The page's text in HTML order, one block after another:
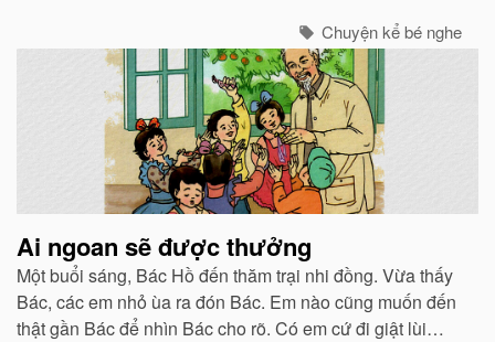
Chuyện kể bé nghe
Ai ngoan sẽ được thưởng
Một buổi sáng, Bác Hồ đến thăm trại nhi đồng. Vừa thấy
Bác, các em nhỏ ùa ra đón Bác. Em nào cũng muốn đến
thật gần Bác để nhìn Bác cho rõ. Có em cứ đi giật lùi